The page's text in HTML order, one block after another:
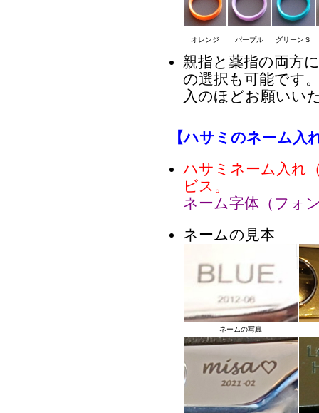
オレンジ パープル グリーンＳ
親指と薬指の両方
の選択も可能です
入のほどお願いい
【ハサミのネーム入
ハサミネーム入れ
ビス。
ネーム字体（フォ
ネームの見本
ネームの写真